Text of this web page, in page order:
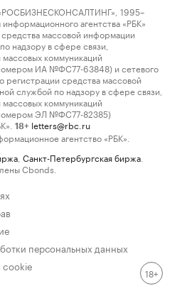
1995–
агентства «РБК»
массовой информации
надзору в сфере связи,
коммуникаций
ИА №ФС77-63848) и сетевого
регистрации средства массовой
службой по надзору в сфере связи,
коммуникаций
ЭЛ №ФС77-82385)
18+ letters@rbc.ru
агентство «РБК».
Санкт-Петербургская биржа
Cbonds.
персональных данных
cookie
18+